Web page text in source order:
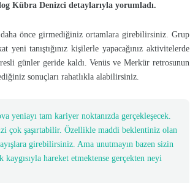
Kübra Denizci detaylarıyla yorumladı.
önce girmediğiniz ortamlara girebilirsiniz. Grup
tanıştığınız kişilerle yapacağınız aktivitelerde
günler geride kaldı. Venüs ve Merkür retrosunun
sonuçları rahatlıkla alabilirsiniz.
yeniayı tam kariyer noktanızda gerçekleşecek.
çok şaşırtabilir. Özellikle maddi beklentiniz olan
girebilirsiniz. Ama unutmayın bazen sizin
hareket etmektense gerçekten neyi